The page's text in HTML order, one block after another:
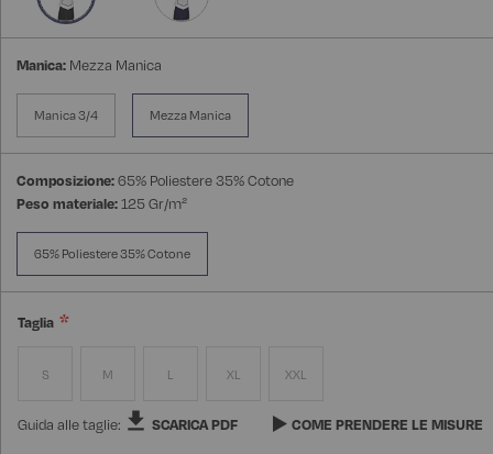
Manica: Mezza Manica
Manica 3/4 Mezza Manica
Composizione:65% Poliestere 35% Cotone
Peso materiale:125 Gr/m²
65% Poliestere 35% Cotone
Taglia
S M L XL XXL
Guida alle taglie: SCARICA PDF COME PRENDERE LE MISURE